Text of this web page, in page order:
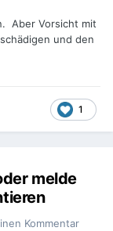
Aber Vorsicht mit
und den
1
melde
Kommentar